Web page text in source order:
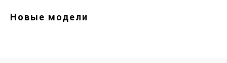
Новые модели